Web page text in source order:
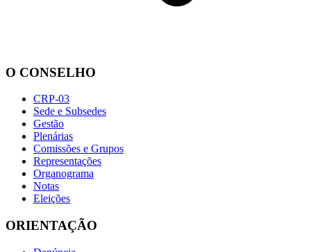
O CONSELHO
CRP-03
Sede e Subsedes
Gestão
Plenárias
Comissões e Grupos
Representações
Organograma
Notas
Eleições
ORIENTAÇÃO